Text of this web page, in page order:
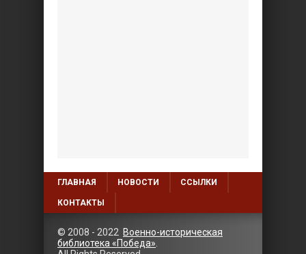
ГЛАВНАЯ НОВОСТИ ССЫЛКИ
КОНТАКТЫ
© 2008 - 2022 Военно-историческая
библиотека «Победа»